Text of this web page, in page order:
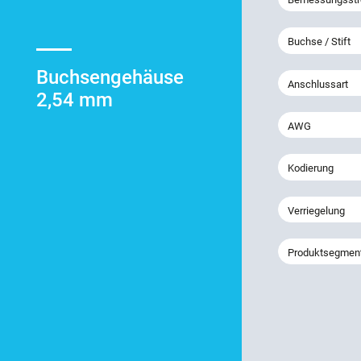
Buchsengehäuse
2,54 mm
Buchse / Stift
Anschlussart
AWG
Kodierung
Verriegelung